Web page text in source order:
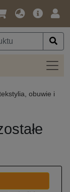
Język
Waluta
Oferta
obuwie i